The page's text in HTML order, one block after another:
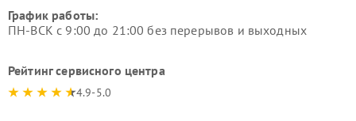
График работы:
ПН-ВСК с 9:00 до 21:00 без перерывов и выходных
Рейтинг сервисного центра
4.9-5.0